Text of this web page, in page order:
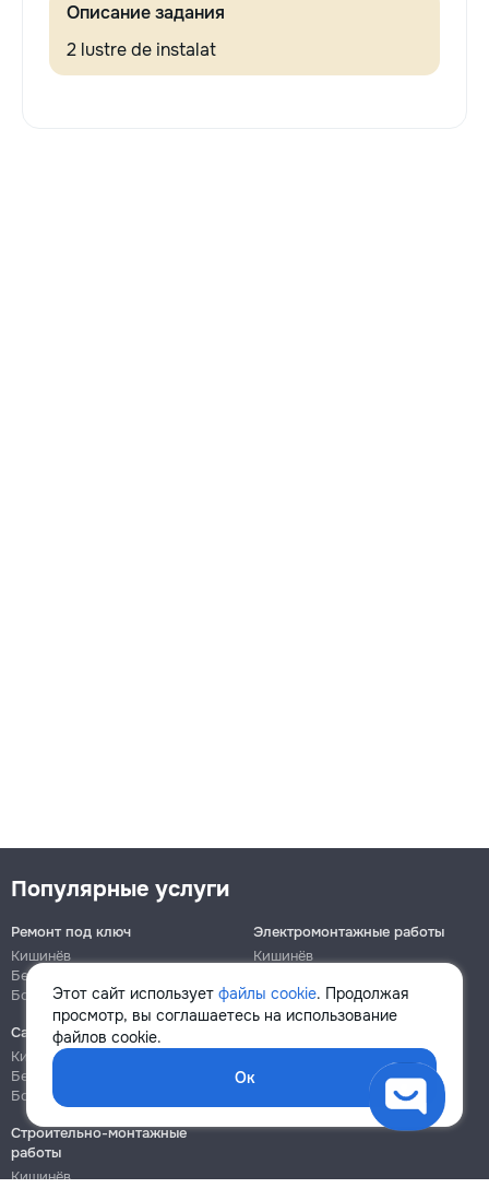
Описание задания
2 lustre de instalat
Этот сайт использует файлы cookie. Продолжая
просмотр, вы соглашаетесь на использование
файлов cookie.
Ок
Популярные услуги
Ремонт под ключ
Кишинёв
Бельцы
Ботаника
Электромонтажные работы
Кишинёв
Ботаника
Сантехнические работы
Кишинёв
Бельцы
Ботаника
Бельцы
Строительно-монтажные
работы
Кишинёв